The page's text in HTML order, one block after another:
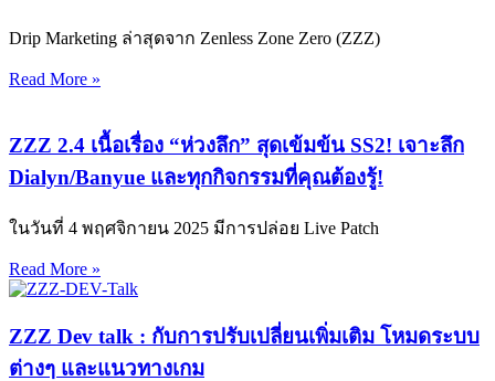
Drip Marketing ล่าสุดจาก Zenless Zone Zero (ZZZ)
Read More »
ZZZ 2.4 เนื้อเรื่อง “ห่วงลึก” สุดเข้มข้น SS2! เจาะลึก
Dialyn/Banyue และทุกกิจกรรมที่คุณต้องรู้!
ในวันที่ 4 พฤศจิกายน 2025 มีการปล่อย Live Patch
Read More »
ZZZ Dev talk : กับการปรับเปลี่ยนเพิ่มเติม โหมดระบบ
ต่างๆ และแนวทางเกม